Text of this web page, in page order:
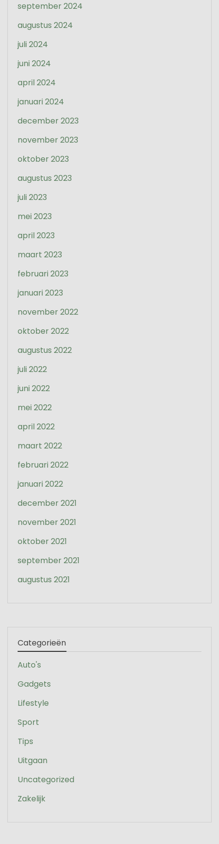
september 2024
augustus 2024
juli 2024
juni 2024
april 2024
januari 2024
december 2023
november 2023
oktober 2023
augustus 2023
juli 2023
mei 2023
april 2023
maart 2023
februari 2023
januari 2023
november 2022
oktober 2022
augustus 2022
juli 2022
juni 2022
mei 2022
april 2022
maart 2022
februari 2022
januari 2022
december 2021
november 2021
oktober 2021
september 2021
augustus 2021
Categorieën
Auto's
Gadgets
Lifestyle
Sport
Tips
Uitgaan
Uncategorized
Zakelijk